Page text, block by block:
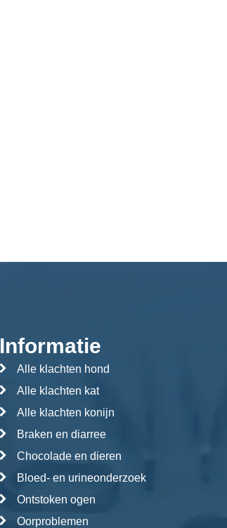
Informatie
Alle klachten hond
Alle klachten kat
Alle klachten konijn
Braken en diarree
Chocolade en dieren
Bloed- en urineonderzoek
Ontstoken ogen
Oorproblemen